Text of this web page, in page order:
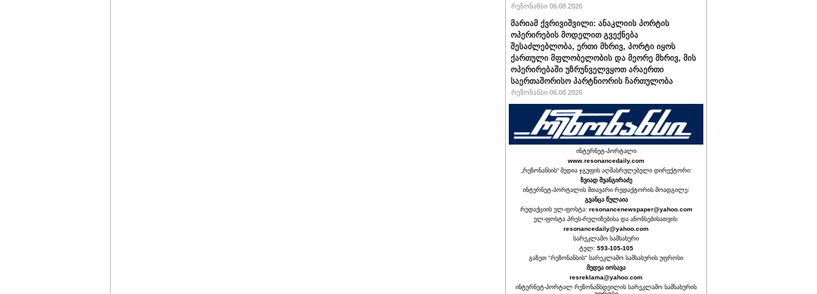
რეზონანსი 06.08.2026
მარიამ ქვრივიშვილი: ანაკლიის პორტის
ოპერირების მოდელით გვექნება
შესაძლებლობა, ერთი მხრივ, პორტი იყოს
ქართული მფლობელობის და მეორე მხრივ, მის
ოპერირებაში უზრუნველვყოთ არაერთი
საერთაშორისო პარტნიორის ჩართულობა
რეზონანსი 06.08.2026
ინტერნეტ-პორტალი
www.resonancedaily.com
„რეზონანსის“ მედია ჯგუფის აღმასრულებელი დირექტორი:
ზვიად შვანგირაძე
ინტერნეტ-პორტალის მთავარი რედაქტორის მოადგილე:
გვანცა წულაია
რედაქციის ელ-ფოსტა: resonancenewspaper@yahoo.com
ელ-ფოსტა პრეს-რელიზებისა და ანონსებისათვის:
resonancedaily@yahoo.com
სარეკლამო სამსახური
ტელ: 593-105-105
გაზეთ "რეზონანსის" სარეკლამო სამსახურის უფროსი
მედეა იოსავა
resreklama@yahoo.com
ინტერნეტ-პორტალ რეზონანსდეილის სარეკლამო სამსახურის